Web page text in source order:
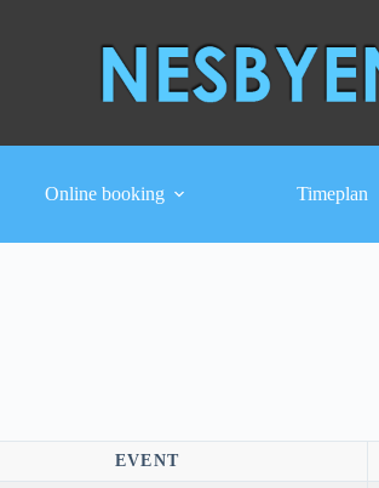
Online booking Timeplan
EVENT